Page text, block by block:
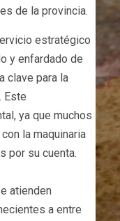
de la provincia.
estratégico
y enfardado de
clave para la
Este
ya que muchos
la maquinaria
por su cuenta.
atienden
a entre